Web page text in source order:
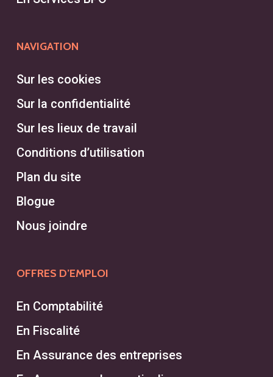
NAVIGATION
Sur les cookies
Sur la confidentialité
Sur les lieux de travail
Conditions d’utilisation
Plan du site
Blogue
Nous joindre
OFFRES D’EMPLOI
En Comptabilité
En Fiscalité
En Assurance des entreprises